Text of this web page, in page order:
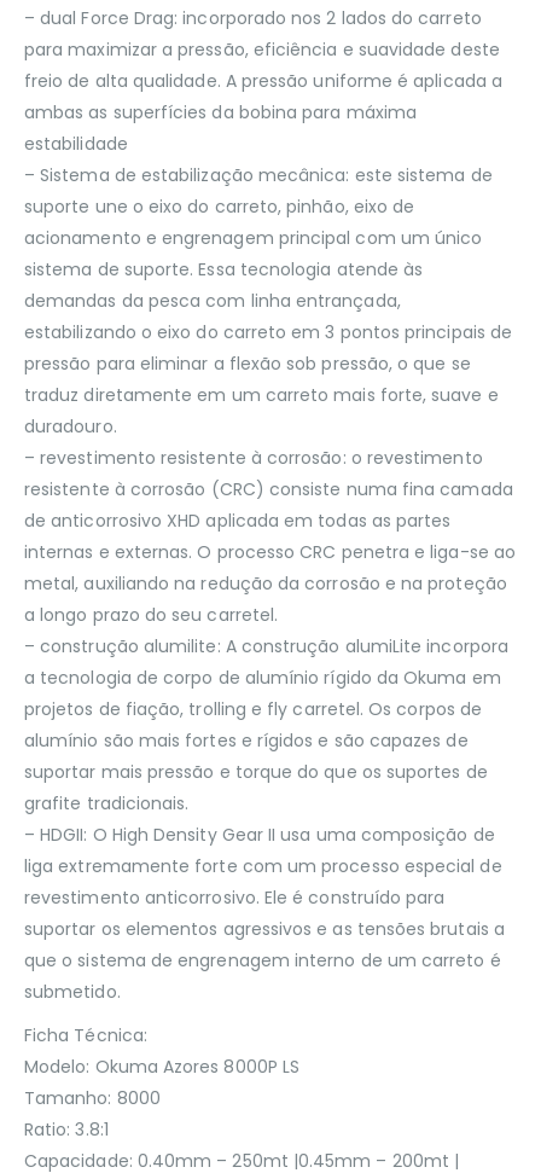
– dual Force Drag: incorporado nos 2 lados do carreto
para maximizar a pressão, eficiência e suavidade deste
freio de alta qualidade. A pressão uniforme é aplicada a
ambas as superfícies da bobina para máxima
estabilidade
– Sistema de estabilização mecânica: este sistema de
suporte une o eixo do carreto, pinhão, eixo de
acionamento e engrenagem principal com um único
sistema de suporte. Essa tecnologia atende às
demandas da pesca com linha entrançada,
estabilizando o eixo do carreto em 3 pontos principais de
pressão para eliminar a flexão sob pressão, o que se
traduz diretamente em um carreto mais forte, suave e
duradouro.
– revestimento resistente à corrosão: o revestimento
resistente à corrosão (CRC) consiste numa fina camada
de anticorrosivo XHD aplicada em todas as partes
internas e externas. O processo CRC penetra e liga-se ao
metal, auxiliando na redução da corrosão e na proteção
a longo prazo do seu carretel.
– construção alumilite: A construção alumiLite incorpora
a tecnologia de corpo de alumínio rígido da Okuma em
projetos de fiação, trolling e fly carretel. Os corpos de
alumínio são mais fortes e rígidos e são capazes de
suportar mais pressão e torque do que os suportes de
grafite tradicionais.
– HDGII: O High Density Gear II usa uma composição de
liga extremamente forte com um processo especial de
revestimento anticorrosivo. Ele é construído para
suportar os elementos agressivos e as tensões brutais a
que o sistema de engrenagem interno de um carreto é
submetido.
Ficha Técnica:
Modelo: Okuma Azores 8000P LS
Tamanho: 8000
Ratio: 3.8:1
Capacidade: 0.40mm – 250mt |0.45mm – 200mt |